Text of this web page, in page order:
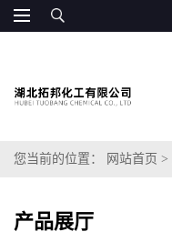
您当前的位置： 网站首页 >
产品展厅